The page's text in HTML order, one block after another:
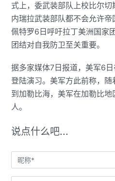
式上，委武装部队上校比尔
内瑞拉武装部队都不会允许
佩特罗6日呼吁拉丁美洲国家
团结对自我防卫至关重要。
据多家媒体7日报道，美军6
登陆演习。美军方此前称，随
到加勒比海，美军在加勒比地
人。
说点什么吧...